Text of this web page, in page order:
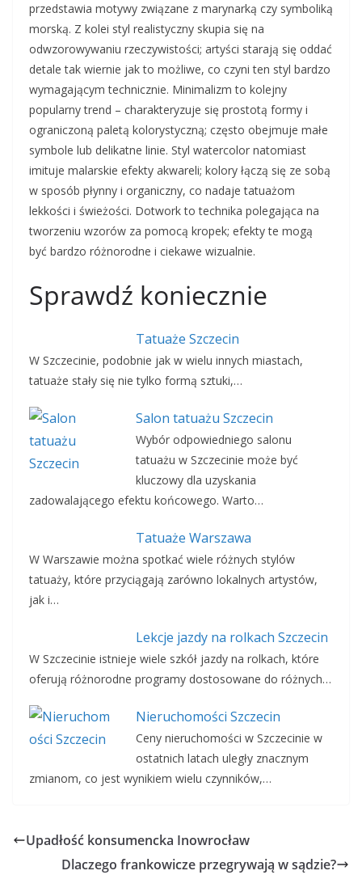
przedstawia motywy związane z marynarką czy symboliką
morską. Z kolei styl realistyczny skupia się na
odwzorowywaniu rzeczywistości; artyści starają się oddać
detale tak wiernie jak to możliwe, co czyni ten styl bardzo
wymagającym technicznie. Minimalizm to kolejny
popularny trend – charakteryzuje się prostotą formy i
ograniczoną paletą kolorystyczną; często obejmuje małe
symbole lub delikatne linie. Styl watercolor natomiast
imituje malarskie efekty akwareli; kolory łączą się ze sobą
w sposób płynny i organiczny, co nadaje tatuażom
lekkości i świeżości. Dotwork to technika polegająca na
tworzeniu wzorów za pomocą kropek; efekty te mogą
być bardzo różnorodne i ciekawe wizualnie.
Sprawdź koniecznie
Tatuaże Szczecin
W Szczecinie, podobnie jak w wielu innych miastach,
tatuaże stały się nie tylko formą sztuki,…
Salon tatuażu Szczecin
Wybór odpowiedniego salonu
tatuażu w Szczecinie może być
kluczowy dla uzyskania
zadowalającego efektu końcowego. Warto…
Tatuaże Warszawa
W Warszawie można spotkać wiele różnych stylów
tatuaży, które przyciągają zarówno lokalnych artystów,
jak i…
Lekcje jazdy na rolkach Szczecin
W Szczecinie istnieje wiele szkół jazdy na rolkach, które
oferują różnorodne programy dostosowane do różnych…
Nieruchomości Szczecin
Ceny nieruchomości w Szczecinie w
ostatnich latach uległy znacznym
zmianom, co jest wynikiem wielu czynników,…
Upadłość konsumencka Inowrocław
Dlaczego frankowicze przegrywają w sądzie?